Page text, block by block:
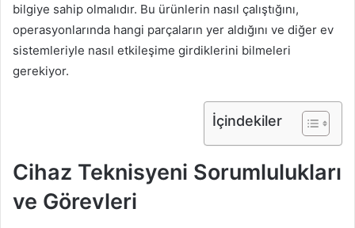
bilgiye sahip olmalıdır. Bu ürünlerin nasıl çalıştığını,
operasyonlarında hangi parçaların yer aldığını ve diğer ev
sistemleriyle nasıl etkileşime girdiklerini bilmeleri
gerekiyor.
İçindekiler
Cihaz Teknisyeni Sorumlulukları
ve Görevleri